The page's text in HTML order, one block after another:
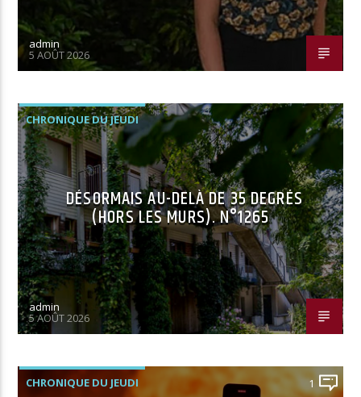
admin
5 AOÛT 2026
CHRONIQUE DU JEUDI
DÉSORMAIS AU-DELÀ DE 35 DEGRÉS
(HORS LES MURS). N°1265
admin
5 AOÛT 2026
CHRONIQUE DU JEUDI 1